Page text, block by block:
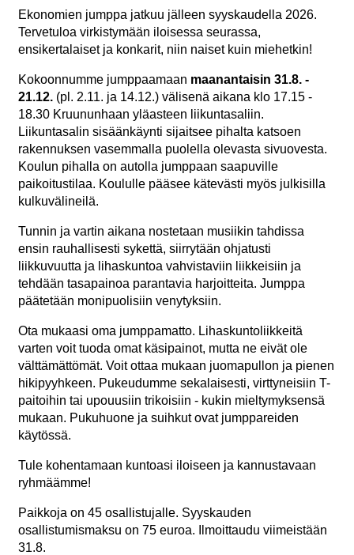
Ekonomien jumppa jatkuu jälleen syyskaudella 2026.
Tervetuloa virkistymään iloisessa seurassa,
ensikertalaiset ja konkarit, niin naiset kuin miehetkin!
Kokoonnumme jumppaamaan maanantaisin 31.8. -
21.12. (pl. 2.11. ja 14.12.) välisenä aikana klo 17.15 -
18.30 Kruununhaan yläasteen liikuntasaliin.
Liikuntasalin sisäänkäynti sijaitsee pihalta katsoen
rakennuksen vasemmalla puolella olevasta sivuovesta.
Koulun pihalla on autolla jumppaan saapuville
paikoitustilaa. Koululle pääsee kätevästi myös julkisilla
kulkuvälineilä.
Tunnin ja vartin aikana nostetaan musiikin tahdissa
ensin rauhallisesti sykettä, siirrytään ohjatusti
liikkuvuutta ja lihaskuntoa vahvistaviin liikkeisiin ja
tehdään tasapainoa parantavia harjoitteita. Jumppa
päätetään monipuolisiin venytyksiin.
Ota mukaasi oma jumppamatto. Lihaskuntoliikkeitä
varten voit tuoda omat käsipainot, mutta ne eivät ole
välttämättömät. Voit ottaa mukaan juomapullon ja pienen
hikipyyhkeen. Pukeudumme sekalaisesti, virttyneisiin T-
paitoihin tai upouusiin trikoisiin - kukin mieltymyksensä
mukaan. Pukuhuone ja suihkut ovat jumppareiden
käytössä.
Tule kohentamaan kuntoasi iloiseen ja kannustavaan
ryhmäämme!
Paikkoja on 45 osallistujalle. Syyskauden
osallistumismaksu on 75 euroa. Ilmoittaudu viimeistään
31.8.